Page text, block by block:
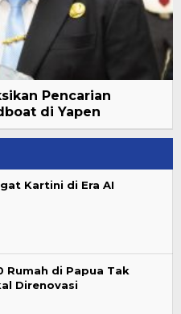
Pencarian
di Yapen
Kartini di Era AI
Rumah di Papua Tak
Direnovasi